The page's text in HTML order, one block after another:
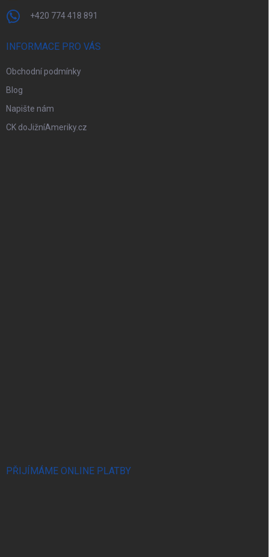
+420 774 418 891
INFORMACE PRO VÁS
Obchodní podmínky
Blog
Napište nám
CK doJižníAmeriky.cz
PŘIJÍMÁME ONLINE PLATBY